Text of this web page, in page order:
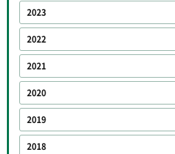
2023
2022
2021
2020
2019
2018